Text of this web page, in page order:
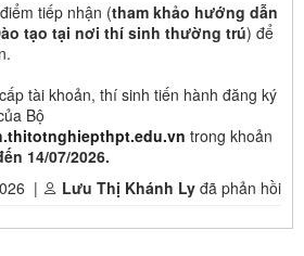
tiếp nhận (tham khảo hướng dẫn
tạo tại nơi thí sinh thường trú) để
tài khoản, thí sinh tiến hành đăng ký
Bộ
trong khoản
14/07/2026.
|
Lưu Thị Khánh Ly đã phản hồi